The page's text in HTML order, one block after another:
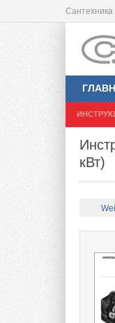
кВт)